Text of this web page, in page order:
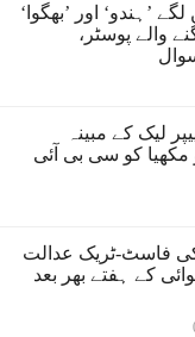
’ہندو‘ اور ’بھگوا‘
والے پوسٹر،
جی 2024: پیپر لیک کے مبینہ
مکھیا کو سی بی آئی
کی فاسٹ-ٹریک عدالت
کے ہفتے بھر بعد